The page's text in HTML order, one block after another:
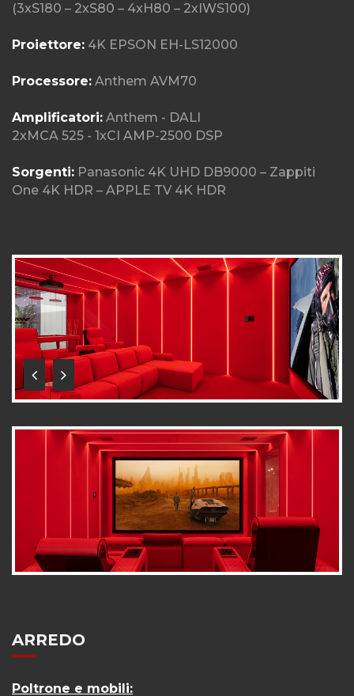
(3xS180 – 2xS80 – 4xH80 – 2xIWS100)
Proiettore: 4K EPSON EH-LS12000
Processore: Anthem AVM70
Amplificatori: Anthem - DALI
2xMCA 525 - 1xCI AMP-2500 DSP
Sorgenti: Panasonic 4K UHD DB9000 – Zappiti
One 4K HDR – APPLE TV 4K HDR
ARREDO
Poltrone e mobili: